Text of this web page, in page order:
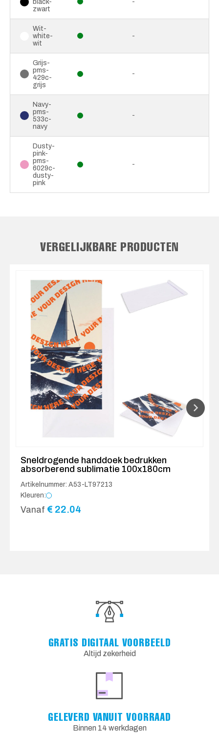
black-
zwart
-
Wit-
white-
wit
-
Grijs-
pms-
429c-
grijs
-
Navy-
pms-
533c-
navy
-
Dusty-
pink-
pms-
6029c-
dusty-
pink
-
VERGELIJKBARE PRODUCTEN
Sneldrogende handdoek bedrukken
absorberend sublimatie 100x180cm
Artikelnummer: A53-LT97213
Kleuren:
Vanaf € 22.04
GRATIS DIGITAAL VOORBEELD
Altijd zekerheid
GELEVERD VANUIT VOORRAAD
Binnen 14 werkdagen